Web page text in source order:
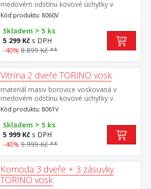
medovém odstínu kovové úchytky v
barevném provedení černěná mosaz 1
zásuvka s kovovými pojezdy, 2 plné dveře,
1 police maximální nosnosti uvedeny v
návodu k montáži
Kód produktu: 8060V
Skladem > 5 ks
5 299 Kč s DPH
-40% 8 899 Kč **
Vitrína 2 dveře TORINO vosk
materiál masiv borovice voskovaná v
medovém odstínu kovové úchytky v
barevném provedení černěná mosaz 2
prosklené dveře, 2 police maximální
nosnosti uvedeny v návodu k montáži
Kód produktu: 8061V
Skladem > 5 ks
5 999 Kč s DPH
-40% 9 999 Kč **
Komoda 3 dveře + 3 zásuvky
TORINO vosk